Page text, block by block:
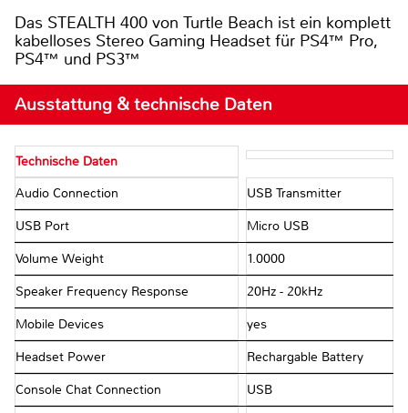
Das STEALTH 400 von Turtle Beach ist ein komplett
kabelloses Stereo Gaming Headset für PS4™ Pro,
PS4™ und PS3™
Ausstattung & technische Daten
Technische Daten
Audio Connection USB Transmitter
USB Port Micro USB
Volume Weight 1.0000
Speaker Frequency Response 20Hz - 20kHz
Mobile Devices yes
Headset Power Rechargable Battery
Console Chat Connection USB